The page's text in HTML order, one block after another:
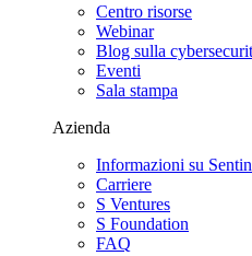
Centro risorse
Webinar
Blog sulla
Eventi
Sala stampa
Azienda
Informazioni su
Carriere
S Ventures
S Foundation
FAQ